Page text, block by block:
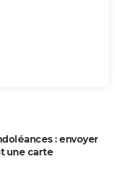
: envoyer
une carte